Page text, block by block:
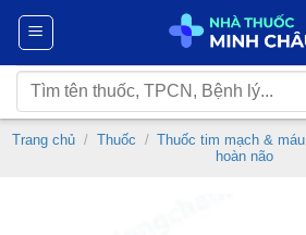
Chuyển
nội
dung
Tìm
kiếm:
Trang chủ / Thuốc / Thuốc tim mạch & máu
hoàn não